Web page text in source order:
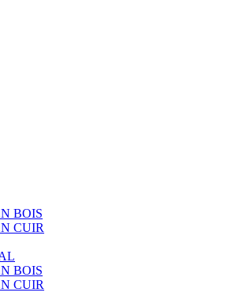
BOIS
CUIR
BOIS
CUIR